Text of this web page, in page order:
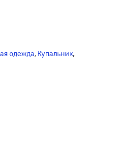
одежда, Купальник,